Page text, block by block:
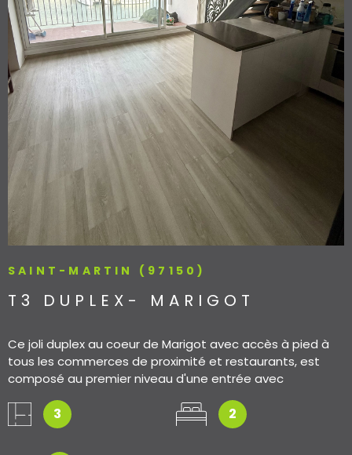
SAINT-MARTIN (97150)
T3 DUPLEX- MARIGOT
Ce joli duplex au coeur de Marigot avec accès à pied à
tous les commerces de proximité et restaurants, est
composé au premier niveau d'une entrée avec
ouverte, donnant sur une terrasse avec pleine vue mer
sur la Marina Royale. A l'étage, un palier desservant une
3 2
VOIR LE BIEN